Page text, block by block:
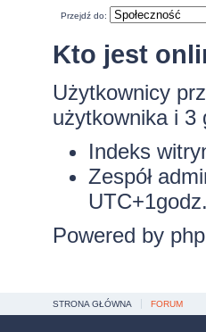
Przejdź do:
Kto jest
Użytkownicy
użytkownika i 3
Indeks
Zespół
UTC+1godz.
Powered by
STRONA GŁÓWNA FORUM